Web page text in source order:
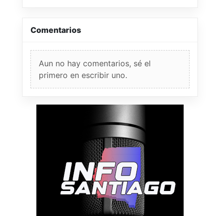
Comentarios
Aun no hay comentarios, sé el
primero en escribir uno.